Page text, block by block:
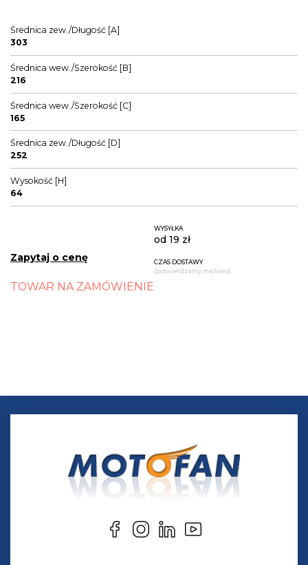
Średnica zew./Długość [A]
303
Średnica wew./Szerokość [B]
216
Średnica wew./Szerokość [C]
165
Średnica zew./Długość [D]
252
Wysokość [H]
64
Zapytaj o cenę
TOWAR NA ZAMÓWIENIE
WYSYŁKA
od 19 zł
CZAS DOSTAWY
(potwierdzamy mailowo)